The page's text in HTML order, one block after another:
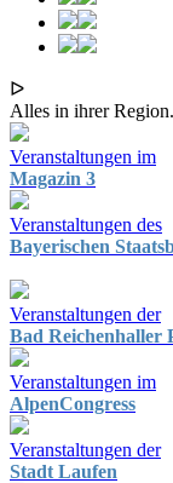
ᐅ
Alles in ihrer
Veranstaltungen im
Magazin 3
Veranstaltungen des
Bayerischen
Veranstaltungen der
Bad Reichenhaller
Veranstaltungen im
AlpenCongress
Veranstaltungen der
Stadt Laufen